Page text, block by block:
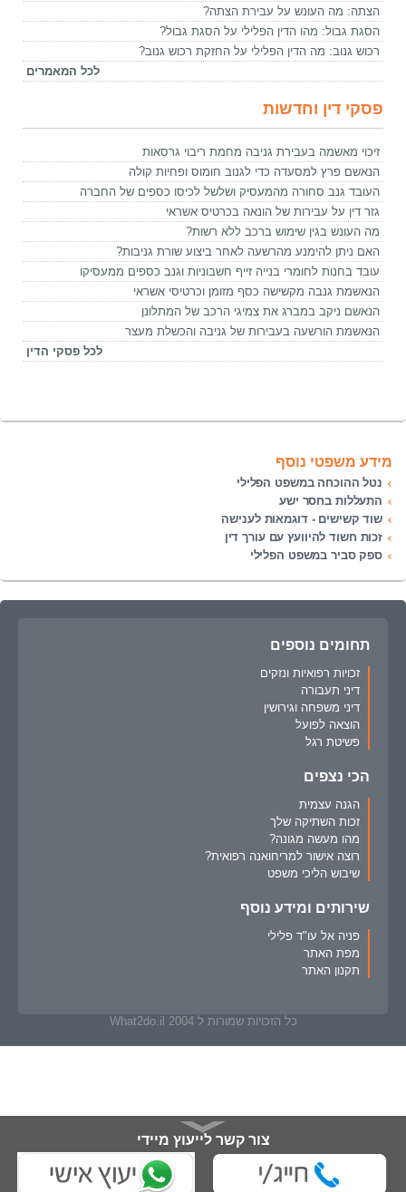
הצתה: מה העונש על עבירת הצתה?
הסגת גבול: מהו הדין הפלילי על הסגת גבול?
רכוש גנוב: מה הדין הפלילי על החזקת רכוש גנוב?
לכל המאמרים
פסקי דין וחדשות
זיכוי מאשמה בעבירת גניבה מחמת ריבוי גרסאות
הנאשם פרץ למסעדה כדי לגנוב חומוס ופחיות קולה
העובד גנב סחורה מהמעסיק ושלשל לכיסו כספים של החברה
גזר דין על עבירות של הונאה בכרטיס אשראי
מה העונש בגין שימוש ברכב ללא רשות?
האם ניתן להימנע מהרשעה לאחר ביצוע שורת גניבות?
עובד בחנות לחומרי בנייה זייף חשבוניות וגנב כספים ממעסיקו
הנאשמת גנבה מקשישה כסף מזומן וכרטיסי אשראי
הנאשם ניקב במברג את צמיגי הרכב של המתלונן
הנאשמת הורשעה בעבירות של גניבה והכשלת מעצר
לכל פסקי הדין
מידע משפטי נוסף
נטל ההוכחה במשפט הפלילי
התעללות בחסר ישע
שוד קשישים - דוגמאות לענישה
זכות חשוד להיוועץ עם עורך דין
ספק סביר במשפט הפלילי
תחומים נוספים
זכויות רפואיות ונזקים
דיני תעבורה
דיני משפחה וגירושין
הוצאה לפועל
פשיטת רגל
הכי נצפים
הגנה עצמית
זכות השתיקה שלך
מהו מעשה מגונה?
רוצה אישור למריחואנה רפואית?
שיבוש הליכי משפט
שירותים ומידע נוסף
פניה אל עו"ד פלילי
מפת האתר
תקנון האתר
כל הזכויות שמורות ל What2do.il 2004
צור קשר לייעוץ מיידי